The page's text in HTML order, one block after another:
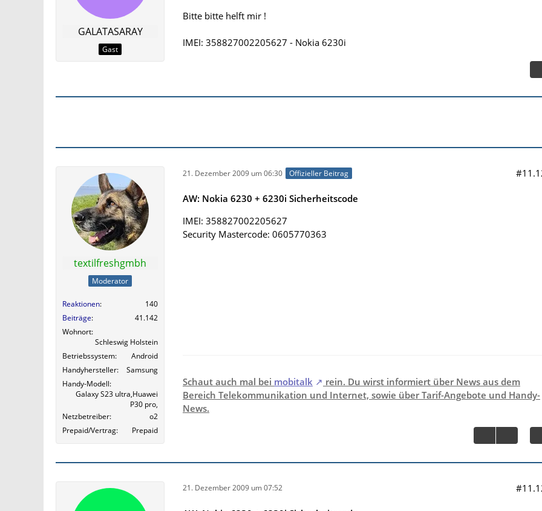
GALATASARAY
Gast
Bitte bitte helft mir !
IMEI: 358827002205627 - Nokia 6230i
textilfreshgmbh
Moderator
Reaktionen
140
Beiträge
41.142
Wohnort
Schleswig Holstein
Betriebssystem
Android
Handyhersteller
Samsung
Handy-Modell
Galaxy S23 ultra,Huawei
P30 pro,
Netzbetreiber
o2
Prepaid/Vertrag
Prepaid
21. Dezember 2009 um 06:30 Offizieller Beitrag
AW: Nokia 6230 + 6230i Sicherheitscode
IMEI: 358827002205627
Security Mastercode: 0605770363
Schaut auch mal bei mobitalk
rein. Du wirst informiert über News aus dem
Bereich Telekommunikation und Internet, sowie über Tarif-Angebote und Handy-
News.
21. Dezember 2009 um 07:52